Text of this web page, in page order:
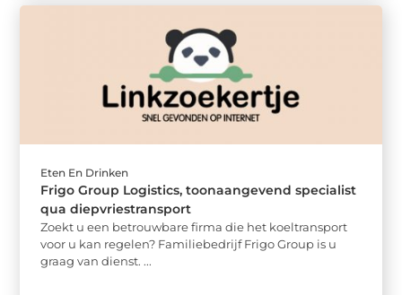
Eten En Drinken
Frigo Group Logistics, toonaangevend specialist
qua diepvriestransport
Zoekt u een betrouwbare firma die het koeltransport
voor u kan regelen? Familiebedrijf Frigo Group is u
graag van dienst. ...